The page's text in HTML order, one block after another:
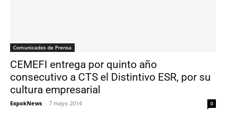
Comunicados de Prensa
CEMEFI entrega por quinto año
consecutivo a CTS el Distintivo ESR, por su
cultura empresarial
ExpokNews - 7 mayo 2014 0